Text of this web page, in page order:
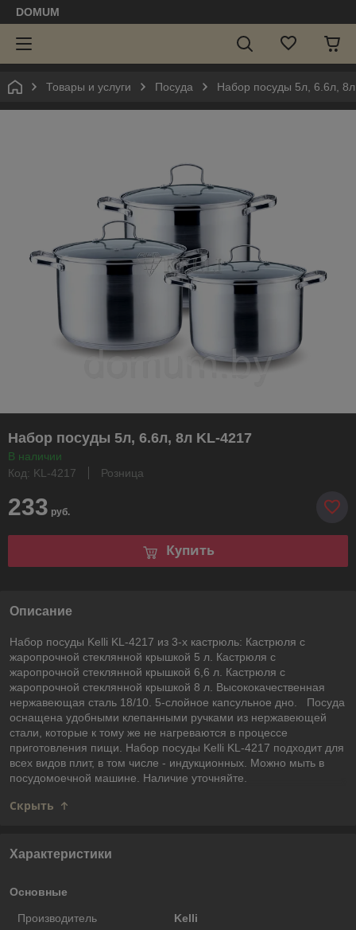
DOMUM
Товары и услуги Посуда Набор посуды 5л, 6.6л,
Набор посуды 5л, 6.6л, 8л KL-4217
В наличии
Код: KL-4217
Розница
233 руб.
Купить
Описание
Набор посуды Kelli KL-4217 из 3-х кастрюль: Кастрюля с
жаропрочной стеклянной крышкой 5 л. Кастрюля с
жаропрочной стеклянной крышкой 6,6 л. Кастрюля с
жаропрочной стеклянной крышкой 8 л. Высококачественная
нержавеющая сталь 18/10. 5-слойное капсульное дно. Посуда
оснащена удобными клепанными ручками из нержавеющей
стали, которые к тому же не нагреваются в процессе
приготовления пищи. Набор посуды Kelli KL-4217 подходит для
всех видов плит, в том числе - индукционных. Можно мыть в
посудомоечной машине. Наличие уточняйте.
Скрыть
Характеристики
Основные
Производитель
Kelli